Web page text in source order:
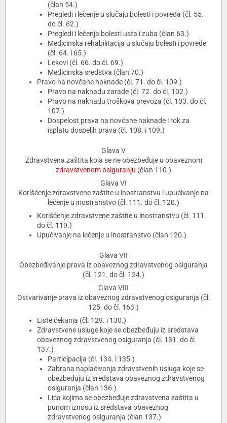
(član 54.)
Pregledi i lečenje u slučaju bolesti i povreda (čl. 55.
do čl. 62.)
Pregledi i lečenja bolesti usta i zuba (član 63.)
Medicinska rehabilitacija u slučaju bolesti i povrede
(čl. 64. i 65.)
Lekovi (čl. 66. do čl. 69.)
Medicinska sredstva (član 70.)
Pravo na novčane naknade (čl. 71. do čl. 109.)
Pravo na naknadu zarade (čl. 72. do čl. 102.)
Pravo na naknadu troškova prevoza (čl. 103. do čl.
107.)
Dospelost prava na novčane naknade i rok za
isplatu dospelih prava (čl. 108. i 109.)
Glava V
Zdravstvena zaštita koja se ne obezbeđuje u obaveznom
zdravstvenom osiguranju (član 110.)
Glava VI
Korišćenje zdravstvene zaštite u inostranstvu i upućivanje na
lečenje u inostranstvo (čl. 111. do čl. 120.)
Korišćenje zdravstvene zaštite u inostranstvu (čl. 111.
do čl. 119.)
Upućivanje na lečenje u inostranstvo (član 120.)
Glava VII
Obezbeđivanje prava iz obaveznog zdravstvenog osiguranja
(čl. 121. do čl. 124.)
Glava VIII
Ostvarivanje prava iz obaveznog zdravstvenog osiguranja (čl.
125. do čl. 163.)
Liste čekanja (čl. 129. i 130.)
Zdravstvene usluge koje se obezbeđuju iz sredstava
obaveznog zdravstvenog osiguranja (čl. 131. do čl.
137.)
Participacija (čl. 134. i 135.)
Zabrana naplaćivanja zdravstvenih usluga koje se
obezbeđuju iz sredstava obaveznog zdravstvenog
osiguranja (član 136.)
Lica kojima se obezbeđuje zdravstvena zaštita u
punom iznosu iz sredstava obaveznog
zdravstvenog osiguranja (član 137.)